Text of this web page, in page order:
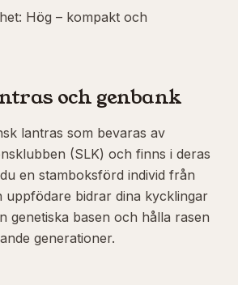
Hög – kompakt och
och genbank
lantras som bevaras av
(SLK) och finns i deras
en stamboksförd individ från
uppfödare bidrar dina kycklingar
genetiska basen och hålla rasen
generationer.